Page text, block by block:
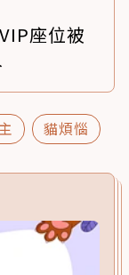
座位被
貓煩惱